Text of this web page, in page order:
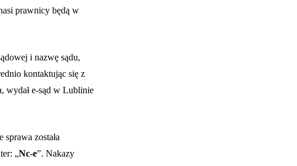
prawnicy będą w
i nazwę sądu,
kontaktując się z
wydał e-sąd w Lublinie
została
„Nc-e”. Nakazy